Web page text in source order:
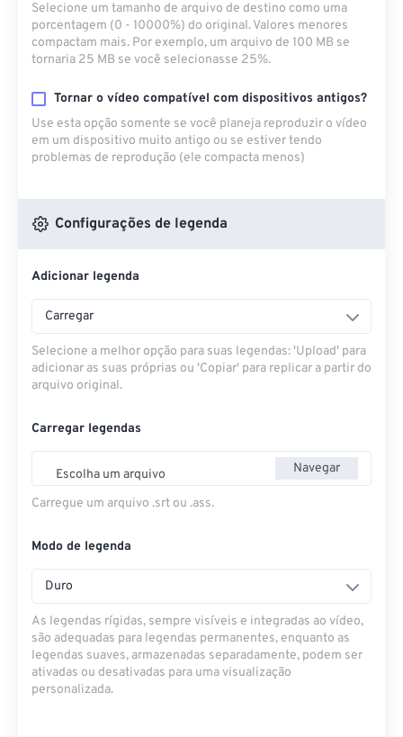
Selecione um tamanho de arquivo de destino como uma
porcentagem (0 - 10000%) do original. Valores menores
compactam mais. Por exemplo, um arquivo de 100 MB se
tornaria 25 MB se você selecionasse 25%.
Tornar o vídeo compatível com dispositivos antigos?
Use esta opção somente se você planeja reproduzir o vídeo
em um dispositivo muito antigo ou se estiver tendo
problemas de reprodução (ele compacta menos)
Configurações de legenda
Adicionar legenda
Carregar
Selecione a melhor opção para suas legendas: 'Upload' para
adicionar as suas próprias ou 'Copiar' para replicar a partir do
arquivo original.
Carregar legendas
Escolha um arquivo Navegar
Carregue um arquivo .srt ou .ass.
Modo de legenda
Duro
As legendas rígidas, sempre visíveis e integradas ao vídeo,
são adequadas para legendas permanentes, enquanto as
legendas suaves, armazenadas separadamente, podem ser
ativadas ou desativadas para uma visualização
personalizada.